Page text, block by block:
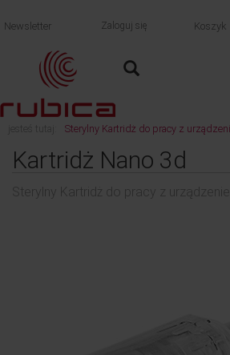
Newsletter Zaloguj się Koszyk
jesteś tutaj: Sterylny Kartridż do pracy z
Kartridż Nano 3d
Sterylny Kartridż do pracy z